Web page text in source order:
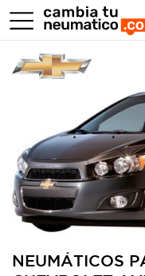
NEUMÁTICOS